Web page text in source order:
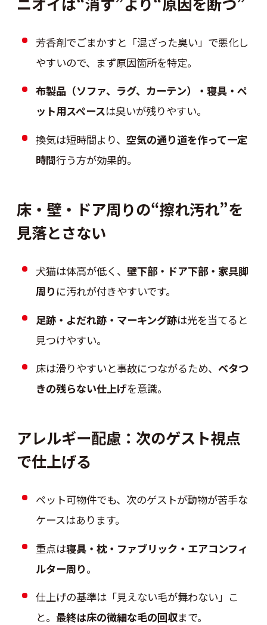
芳香剤でごまかすと「混ざった臭い」で悪化し
やすいので、まず原因箇所を特定。
布製品（ソファ、ラグ、カーテン）・寝具・ペ
ット用スペースは臭いが残りやすい。
換気は短時間より、 空気の通り道を作って一定
時間行う方が効果的。
床・壁・ドア周りの“擦れ汚れ”を
見落とさない
犬猫は体高が低く、 壁下部・ドア下部・家具脚
周り に汚れが付きやすいです。
足跡・よだれ跡・マーキング跡は光を当てると
見つけやすい。
床は滑りやすいと事故につながるため、 ベタつ
きの残らない仕上げを意識。
アレルギー配慮：次のゲスト視点
で仕上げる
ペット可物件でも、次のゲストが動物が苦手な
ケースはあります。
重点は寝具・枕・ファブリック・エアコンフィ
ルター周り。
仕上げの基準は「見えない毛が舞わない」こ
と。 最終は床の微細な毛の回収まで。